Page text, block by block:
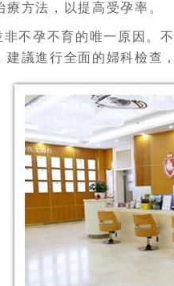
方法，以提高受孕率。
不孕不育的唯一原因。
議進行全面的婦科檢查